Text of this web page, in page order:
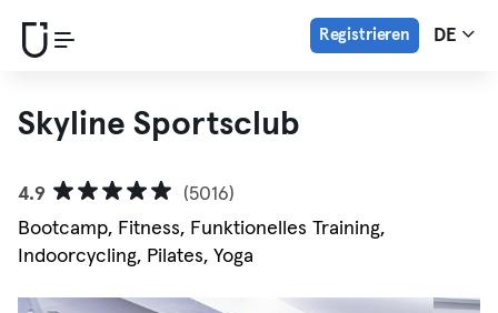
Registrieren DE
Skyline Sportsclub
4.9
(5016)
Bootcamp, Fitness, Funktionelles Training,
Indoorcycling, Pilates, Yoga